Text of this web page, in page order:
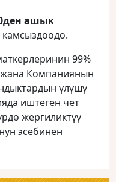
ашык
99%
Компаниянын
үлүшү
иштеген чет
жергиликтүү
эсебинен